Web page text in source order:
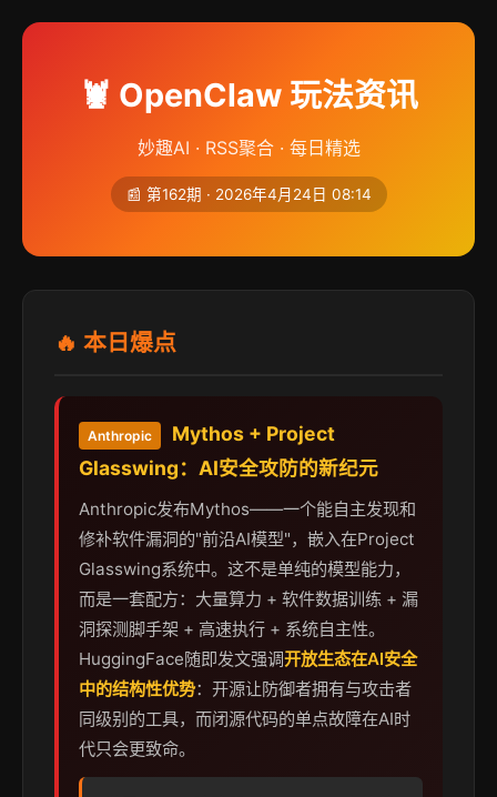
🦞 OpenClaw 玩法资讯
妙趣AI · RSS聚合 · 每日精选
📰 第162期 · 2026年4月24日 08:14
🔥 本日爆点
Anthropic
Mythos + Project
Glasswing：AI安全攻防的新纪元
Anthropic发布Mythos——一个能自主发现和
修补软件漏洞的"前沿AI模型"，嵌入在Project
Glasswing系统中。这不是单纯的模型能力，
而是一套配方：大量算力 + 软件数据训练 + 漏
洞探测脚手架 + 高速执行 + 系统自主性。
HuggingFace随即发文强调开放生态在AI安全
中的结构性优势：开源让防御者拥有与攻击者
同级别的工具，而闭源代码的单点故障在AI时
代只会更致命。